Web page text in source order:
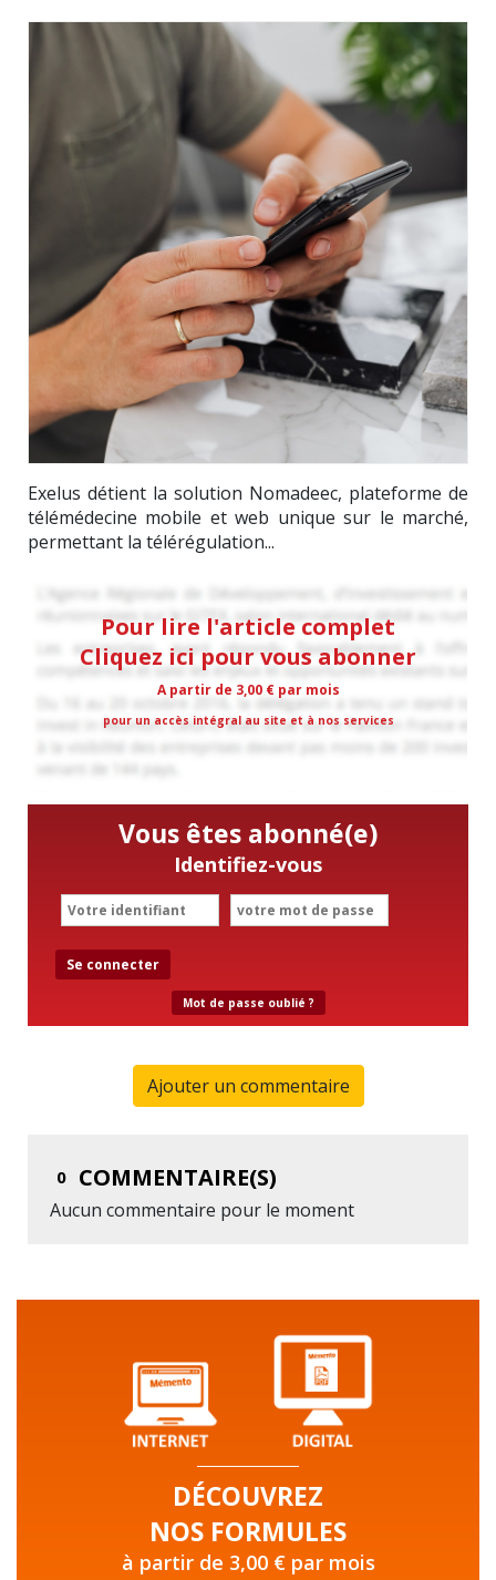
Exelus détient la solution Nomadeec, plateforme de
télémédecine mobile et web unique sur le marché,
permettant la télérégulation...
Pour lire l'article complet
Cliquez ici pour vous abonner
A partir de 3,00 € par mois
pour un accès intégral au site et à nos services
Vous êtes abonné(e)
Identifiez-vous
Se connecter
Mot de passe oublié ?
Ajouter un commentaire
0 COMMENTAIRE(S)
Aucun commentaire pour le moment
DÉCOUVREZ
NOS FORMULES
à partir de 3,00 € par mois